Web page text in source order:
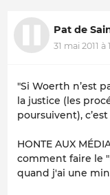
Pat de
31 mai 2011 à
"Si Woerth n’est
la justice (les
poursuivent),
HONTE AUX
comment faire le
quand j'ai une